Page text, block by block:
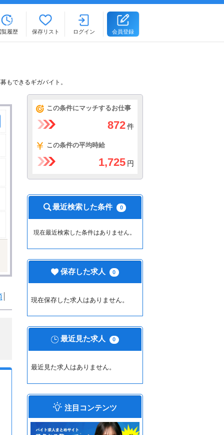
覧履歴 保存リスト ログイン 会員登録
もできるギガバイト。
この条件にマッチするお仕事
872 件
この条件の平均時給
1,725 円
最近検索した条件 0
現在最近検索した条件はありません。
保存した求人 0
現在保存した求人はありません。
最近見た求人 0
最近見た求人はありません。
注目コンテンツ